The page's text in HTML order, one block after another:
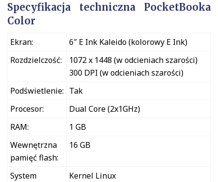
Specyfikacja techniczna PocketBooka
Color
Ekran:
6″ E Ink Kaleido (kolorowy E Ink)
Rozdzielczość:
1072 x 1448 (w odcieniach szarości)
300 DPI (w odcieniach szarości)
Podświetlenie: Tak
Procesor:
Dual Core (2x1GHz)
RAM:
1 GB
Wewnętrzna
pamięć flash:
16 GB
System
Kernel Linux